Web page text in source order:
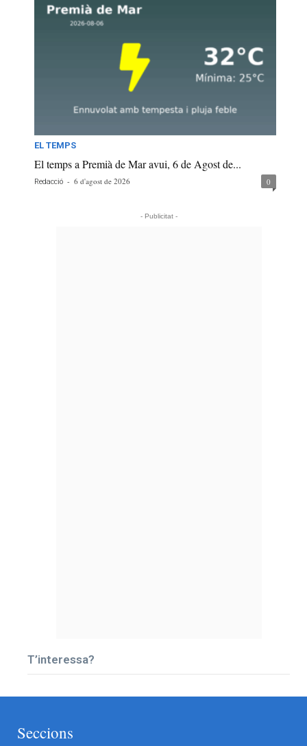
EL TEMPS
El temps a Premià de Mar avui, 6 de Agost de...
Redacció - 6 d'agost de 2026 0
- Publicitat -
T’interessa?
Seccions